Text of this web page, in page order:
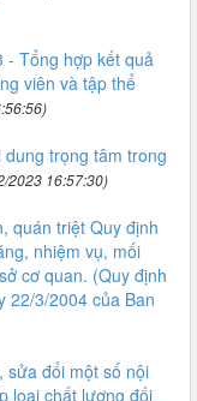
- Tổng hợp kết quả
viên và tập thể
trọng tâm trong
2023 16:57:30)
quán triệt Quy định
nhiệm vụ, mối
cơ quan. (Quy định
22/3/2004 của Ban
sửa đổi một số nội
loại chất lượng đối